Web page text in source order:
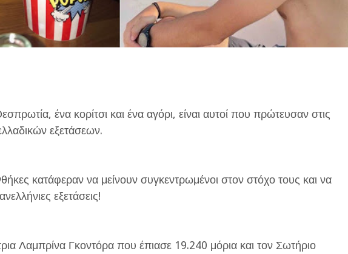
ένα κορίτσι και ένα αγόρι, είναι αυτοί που πρώτευσαν στις
εξετάσεων.
κατάφεραν να μείνουν συγκεντρωμένοι στον στόχο τους και να
εξετάσεις!
Λαμπρίνα Γκοντόρα που έπιασε 19.240 μόρια και τον Σωτήριο